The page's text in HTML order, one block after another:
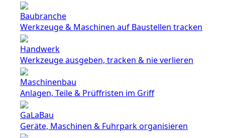
Baubranche
Werkzeuge & Maschinen auf Baustellen tracken
Handwerk
Werkzeuge ausgeben, tracken & nie verlieren
Maschinenbau
Anlagen, Teile & Prüffristen im Griff
GaLaBau
Geräte, Maschinen & Fuhrpark organisieren